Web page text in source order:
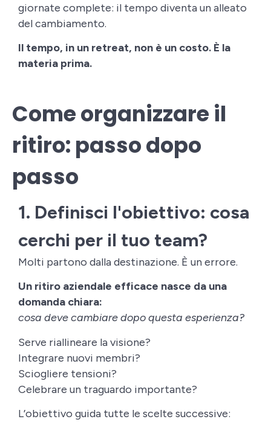
giornate complete: il tempo diventa un alleato
del cambiamento.
Il tempo, in un retreat, non è un costo. È la
materia prima.
Come organizzare il
ritiro: passo dopo
passo
1. Definisci l'obiettivo: cosa
cerchi per il tuo team?
Molti partono dalla destinazione. È un errore.
Un ritiro aziendale efficace nasce da una
domanda chiara:
cosa deve cambiare dopo questa esperienza?
Serve riallineare la visione?
Integrare nuovi membri?
Sciogliere tensioni?
Celebrare un traguardo importante?
L’obiettivo guida tutte le scelte successive: